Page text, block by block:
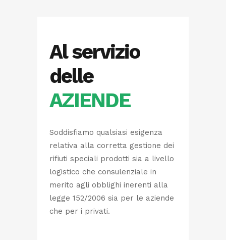
Al servizio
delle
AZIENDE
Soddisfiamo qualsiasi esigenza
relativa alla corretta gestione dei
rifiuti speciali prodotti sia a livello
logistico che consulenziale in
merito agli obblighi inerenti alla
legge 152/2006 sia per le aziende
che per i privati.